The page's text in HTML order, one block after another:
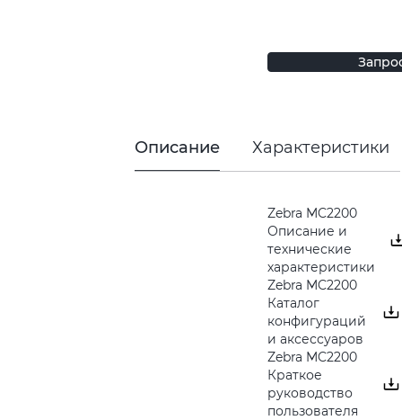
Описание Характеристики
Zebra MC2200
Описание и
технические
характеристики
Zebra MC2200
Каталог
конфигураций
и аксессуаров
Zebra MC2200
Краткое
руководство
пользователя